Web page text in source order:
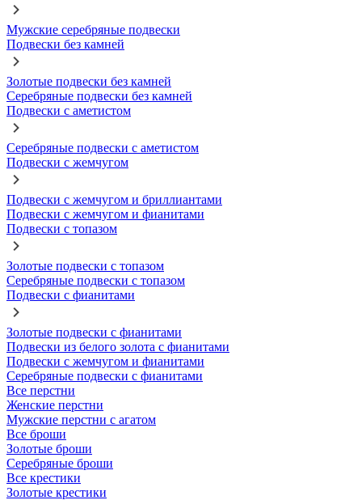
Мужские серебряные подвески
Подвески без камней
Золотые подвески без камней
Серебряные подвески без камней
Подвески с аметистом
Серебряные подвески с аметистом
Подвески с жемчугом
Подвески с жемчугом и бриллиантами
Подвески с жемчугом и фианитами
Подвески с топазом
Золотые подвески с топазом
Серебряные подвески с топазом
Подвески с фианитами
Золотые подвески с фианитами
Подвески из белого золота с фианитами
Подвески с жемчугом и фианитами
Серебряные подвески с фианитами
Все перстни
Женские перстни
Мужские перстни с агатом
Все броши
Золотые броши
Серебряные броши
Все крестики
Золотые крестики